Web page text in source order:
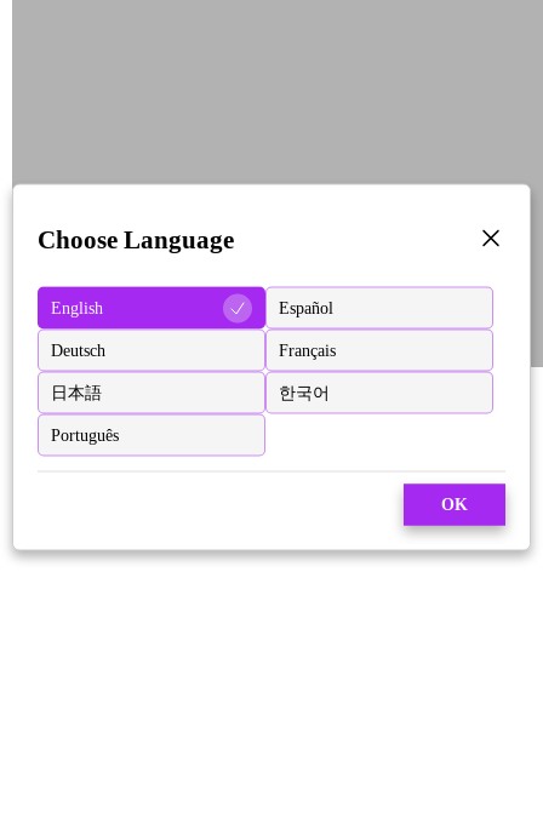
Choose Language
English Español
Deutsch Français
日本語 한국어
Português
OK